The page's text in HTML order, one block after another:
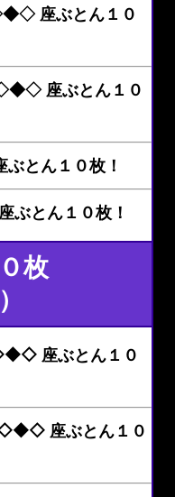
座ぶとん１０
座ぶとん１０
とん１０枚！
とん１０枚！
枚
座ぶとん１０
座ぶとん１０